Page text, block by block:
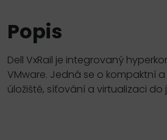
Popis
Dell VxRail je integrovaný
VMware. Jedná se o kompaktní
úložiště, síťování a virtualizaci